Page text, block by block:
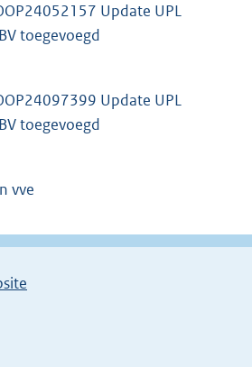
Update UPL
toegevoegd
Update UPL
toegevoegd
vve